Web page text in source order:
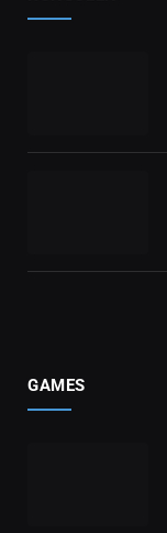
GAMES